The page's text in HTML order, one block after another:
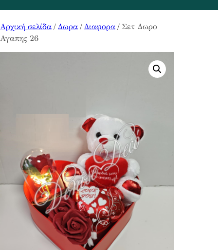
Αρχική σελίδα / Δωρα / Διαφορα / Σετ Δωρο
Αγαπης 26